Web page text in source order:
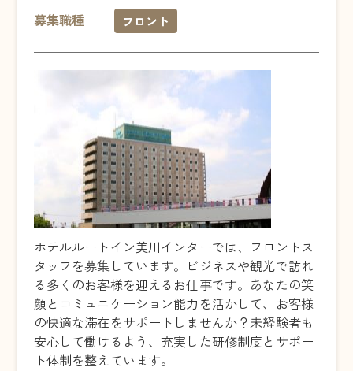
募集職種 フロント
ホテルルートイン美川インターでは、フロントス
タッフを募集しています。ビジネスや観光で訪れ
る多くのお客様を迎えるお仕事です。あなたの笑
顔とコミュニケーション能力を活かして、お客様
の快適な滞在をサポートしませんか？未経験者も
安心して働けるよう、充実した研修制度とサポー
ト体制を整えています。